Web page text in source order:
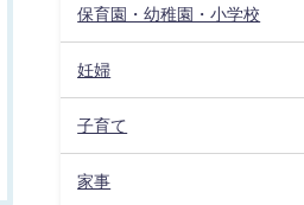
保育園・幼稚園・小学校
妊婦
子育て
家事